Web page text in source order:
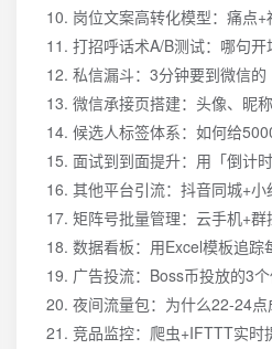
岗位文案高转化模型：痛点
打招呼话术A/B测试：哪句
私信漏斗：3分钟要到微信的
微信承接页搭建：头像、昵
候选人标签体系：如何给
面试到到面提升：用「倒计
其他平台引流：抖音同城+
矩阵号批量管理：云手机+群
数据看板：用Excel模板追踪
广告投流：Boss币投放的3
夜间流量包：为什么22-24
竞品监控：爬虫+IFTTT实时